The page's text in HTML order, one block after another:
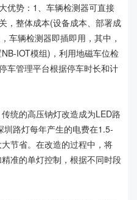
优势：1、车辆检测器可直接
，整体成本(设备成本、部署成
车辆检测器即插即用，其中，
IOT模组)，利用地磁车位检
车管理平台根据停车时长和计
统的高压钠灯改造成为LED路
路灯每年产生的电费在1.5-
节省。在改造的过程中，将
准的单灯控制，根据不同时段